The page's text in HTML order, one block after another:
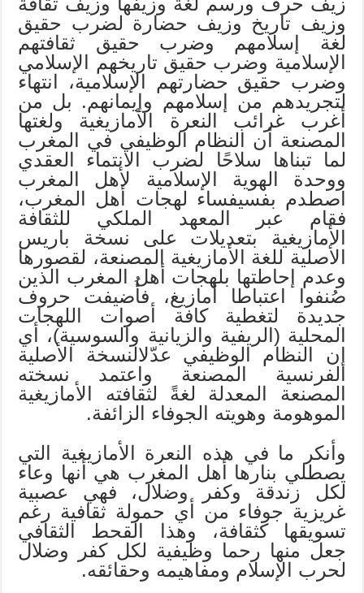
وزيف تاريخ وزيف حضارة لضرب حقيق
لغة إسلامهم وضرب حقيق ثقافتهم
الإسلامية وضرب حقيق تاريخهم الإسلامي
وضرب حقيق حضارتهم الإسلامية، انتهاء
لتجريدهم من إسلامهم وإيمانهم. بل من
أغرب غرائب النعرة الأمازيغية ولغتها
المصنعة أن النظام الوظيفي في المغرب
لما تبناها سلاحًا لضرب الانتماء العقدي
ووحدة الهوية الإسلامية لأهل المغرب
اصطدم بفسيفساء لهجات أهل المغرب،
فقام عبر المعهد الملكي للثقافة
الأمازيغية بتعديلات على نسخة باريس
الأصلية للغة الأمازيغية المصنعة، لقصورها
وعدم إحاطتها بلهجات أهل المغرب الذين
صُنفوا اعتباطا أمازيغ، فأُضيفت حروف
جديدة لتغطية كافة أصوات اللهجات
المحلية (الريفية والزيانية والسوسية)، أي
إن النظام الوظيفي عدّلالنسخة الأصلية
الفرنسية المصنعة واعتمد نسخته
المصنعة المعدلة لغةً لثقافته الأمازيغية
الموهومة وهويته الجوفاء الزائفة.
وأنكر ما في هذه النعرة الأمازيغية التي
يصطلي بنارها أهل المغرب هي أنها وعاء
لكل زندقة وكفر وضلال، فهي عصبية
غريزية جوفاء من أي حمولة ثقافية رغم
تسويقها كثقافة، وهذا القحط الثقافي
جعل منها رحما وظيفية لكل كفر وضلال
لحرب الإسلام ومفاهيمه وحقائقه.